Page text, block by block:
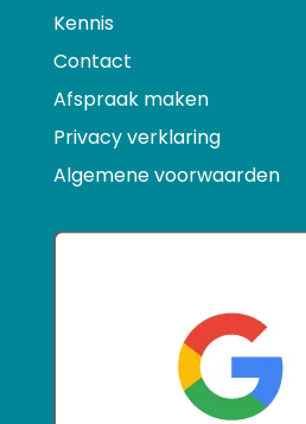
Kennis
Contact
Afspraak maken
Privacy verklaring
Algemene voorwaarden